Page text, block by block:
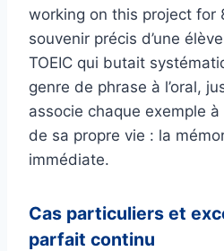
working on this project for
souvenir précis d’une
TOEIC qui butait
genre de phrase à l’oral,
associe chaque exemple
de sa propre vie : la
immédiate.
Cas particuliers et
parfait continu